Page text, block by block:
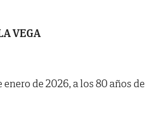
VEGA
de 2026, a los 80 años de